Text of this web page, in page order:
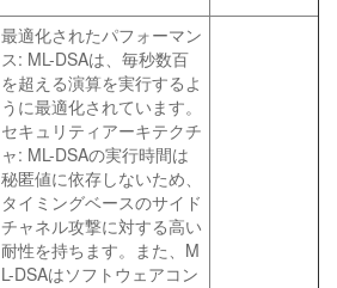
最適化されたパフォーマン
ス: ML-DSAは、毎秒数百
を超える演算を実行するよ
うに最適化されています。
セキュリティアーキテクチ
ャ: ML-DSAの実行時間は
秘匿値に依存しないため、
タイミングベースのサイド
チャネル攻撃に対する高い
耐性を持ちます。また、M
L-DSAはソフトウェアコン